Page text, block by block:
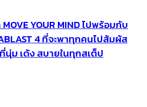
YOUR MIND ไปพร้อมกับ
4 ที่จะพาทุกคนไปสัมผัส
ม เด้ง สบายในทุกสเต็ป